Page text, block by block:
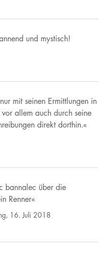
und mystisch!
mit seinen Ermittlungen in
allem auch durch seine
direkt dorthin.«
bannalec über die
Renner«
16. Juli 2018